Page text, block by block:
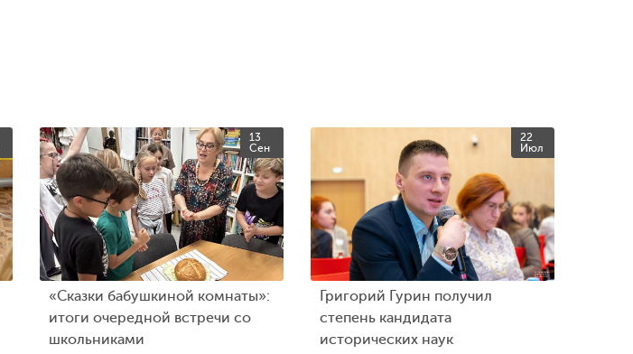
13
Сен
«Сказки бабушкиной комнаты»:
итоги очередной встречи со
школьниками
22
Июл
Григорий Гурин получил
степень кандидата
исторических наук